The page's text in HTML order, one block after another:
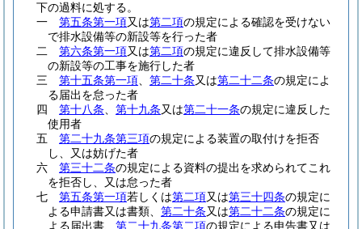
下の過料に処する。
一
第五条第一項又は第二項の規定による確認を受けない
で排水設備等の新設等を行った者
二
第六条第一項又は第二項の規定に違反して排水設備等
の新設等の工事を施行した者
三
第十五条第一項 第二十条又は第二十二条の規定によ
る届出を怠った者
四
第十八条 第十九条又は第二十一条の規定に違反した
使用者
五
第二十九条第三項の規定による装置の取付けを拒否
し、又は妨げた者
六
第三十二条の規定による資料の提出を求められてこれ
を拒否し、又は怠った者
七
第五条第一項若しくは第二項又は第三十四条の規定に
よる申請書又は書類、 第二十条又は第二十二条の規定に
よる届出書、 第二十九条第二項の規定による申告書又は